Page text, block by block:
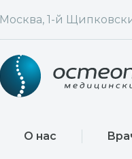
Москва, 1-й
О нас